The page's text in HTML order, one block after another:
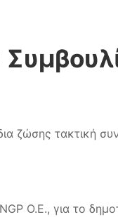
ζώσης τακτική
O.E., για το